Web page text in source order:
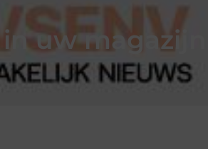
uw magazijn